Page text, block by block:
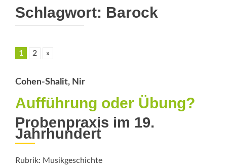
Schlagwort: Barock
1 2 »
Cohen-Shalit, Nir
Aufführung oder Übung?
Probenpraxis im 19.
Jahrhundert
Rubrik: Musikgeschichte